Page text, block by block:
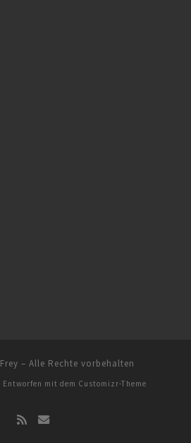
– Alle Rechte vorbehalten
Entworfen mit dem Customizr-Theme